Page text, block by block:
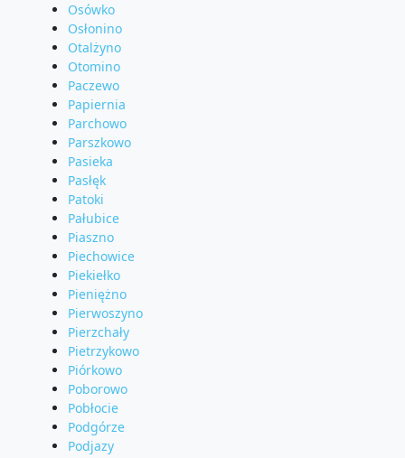
Osówko
Osłonino
Otalżyno
Otomino
Paczewo
Papiernia
Parchowo
Parszkowo
Pasieka
Pasłęk
Patoki
Pałubice
Piaszno
Piechowice
Piekiełko
Pieniężno
Pierwoszyno
Pierzchały
Pietrzykowo
Piórkowo
Poborowo
Pobłocie
Podgórze
Podjazy